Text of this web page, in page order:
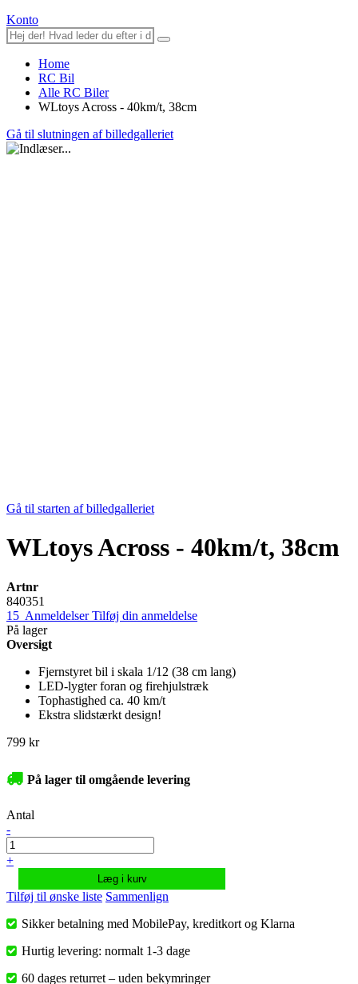
Konto
Home
RC Bil
Alle RC Biler
WLtoys Across - 40km/t, 38cm
Gå til slutningen af billedgalleriet
Gå til starten af billedgalleriet
WLtoys Across - 40km/t, 38cm
Artnr
840351
15 AnmeldelserTilføj din anmeldelse
På lager
Oversigt
Fjernstyret bil i skala 1/12 (38 cm lang)
LED-lygter foran og firehjulstræk
Tophastighed ca. 40 km/t
Ekstra slidstærkt design!
799 kr
På lager til omgående levering
Antal
-
+
Læg i kurv
Tilføj til ønske liste Sammenlign
Sikker betalning med MobilePay, kreditkort og Klarna
Hurtig levering: normalt 1-3 dage
60 dages returret – uden bekymringer